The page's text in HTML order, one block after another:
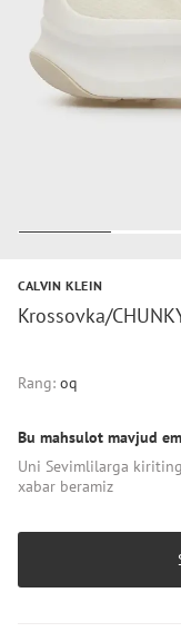
CALVIN KLEIN
Krossovka/
Rang: oq
Bu mahsulot mavjud
Uni Sevimlilarga
xabar beramiz